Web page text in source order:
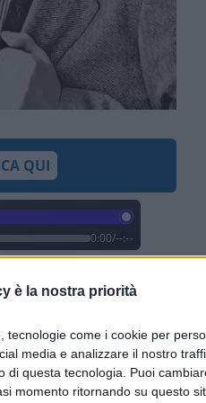
è la nostra priorità
tecnologie come i cookie per
media e analizzare il nostro
di questa tecnologia. Puoi
momento ritornando su questo
QUI
0:00/--:--
un paese –
costituita
che,
di Berlusconi,in